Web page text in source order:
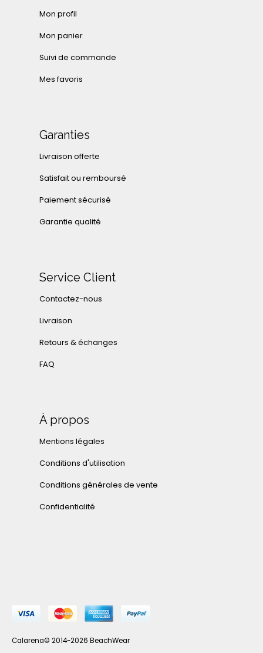
Mon profil
Mon panier
Suivi de commande
Mes favoris
Garanties
Livraison offerte
Satisfait ou remboursé
Paiement sécurisé
Garantie qualité
Service Client
Contactez-nous
Livraison
Retours & échanges
FAQ
À propos
Mentions légales
Conditions d'utilisation
Conditions générales de vente
Confidentialité
Calarena© 2014-2026 BeachWear